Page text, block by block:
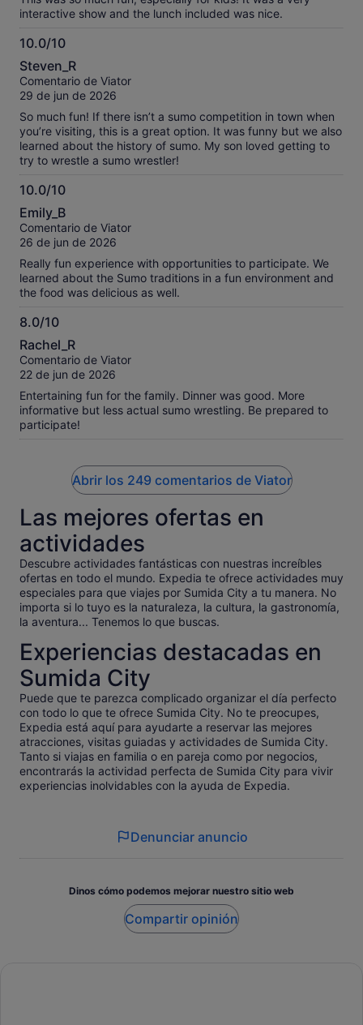
interactive show and the lunch included was nice.
10.0/10
10.0
sobre
10
Steven_R
Comentario de Viator
29 de jun de 2026
So much fun! If there isn’t a sumo competition in town when
you’re visiting, this is a great option. It was funny but we also
learned about the history of sumo. My son loved getting to
try to wrestle a sumo wrestler!
10.0/10
10.0
sobre
10
Emily_B
Comentario de Viator
26 de jun de 2026
Really fun experience with opportunities to participate. We
learned about the Sumo traditions in a fun environment and
the food was delicious as well.
8.0/10
8.0
sobre
10
Rachel_R
Comentario de Viator
22 de jun de 2026
Entertaining fun for the family. Dinner was good. More
informative but less actual sumo wrestling. Be prepared to
participate!
Abrir los 249 comentarios de Viator
Las mejores ofertas en
actividades
Descubre actividades fantásticas con nuestras increíbles
ofertas en todo el mundo. Expedia te ofrece actividades muy
especiales para que viajes por Sumida City a tu manera. No
importa si lo tuyo es la naturaleza, la cultura, la gastronomía,
la aventura... Tenemos lo que buscas.
Experiencias destacadas en
Sumida City
Puede que te parezca complicado organizar el día perfecto
con todo lo que te ofrece Sumida City. No te preocupes,
Expedia está aquí para ayudarte a reservar las mejores
atracciones, visitas guiadas y actividades de Sumida City.
Tanto si viajas en familia o en pareja como por negocios,
encontrarás la actividad perfecta de Sumida City para vivir
experiencias inolvidables con la ayuda de Expedia.
Denunciar anuncio
Dinos cómo podemos mejorar nuestro sitio web
Compartir opinión